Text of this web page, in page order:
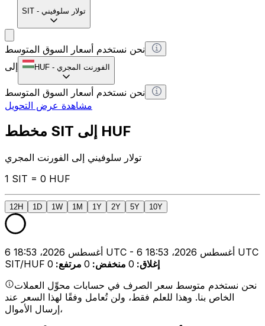
SIT - تولار سلوفيني
نحن نستخدم أسعار السوق المتوسط
إلى
HUF - الفورنت المجري
نحن نستخدم أسعار السوق المتوسط
مشاهدة عرض التحويل
مخطط SIT إلى HUF
تولار سلوفيني إلى الفورنت المجري
1 SIT = 0 HUF
12H 1D 1W 1M 1Y 2Y 5Y 10Y
6 أغسطس 2026، 18:53 UTC - 6 أغسطس 2026، 18:53 UTC
SIT/HUF
إغلاق:
0 منخفض:
0 مرتفع:
0
نحن نستخدم متوسط سعر الصرف في حسابات محوِّل العملات
الخاص بنا. وهذا للعلم فقط، ولن تُعامل وفقًا لهذا السعر عند
إرسال الأموال،